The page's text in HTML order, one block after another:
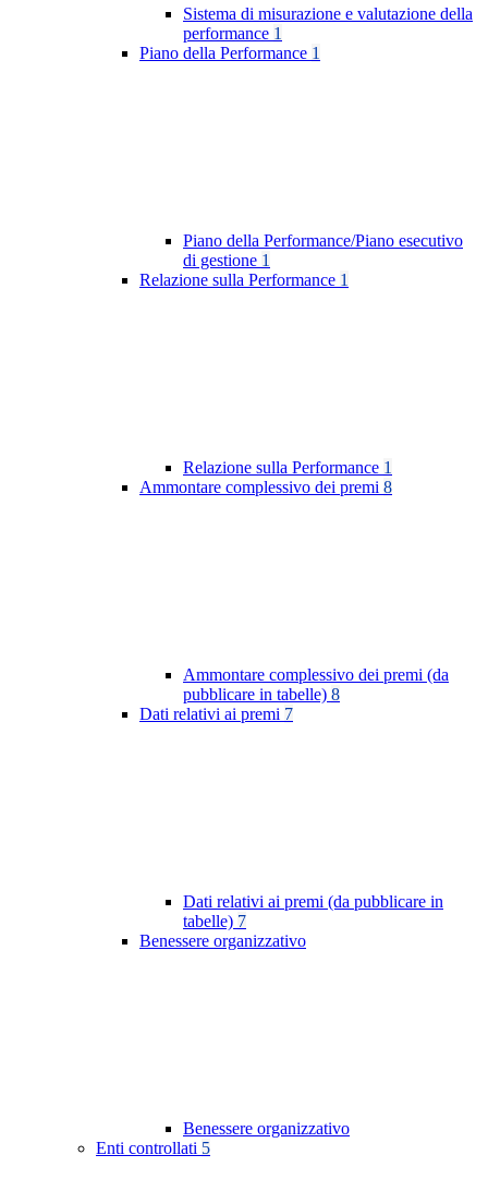
Sistema di misurazione e valutazione della
performance 1
Piano della Performance 1
Piano della Performance/Piano esecutivo
di gestione 1
Relazione sulla Performance 1
Relazione sulla Performance 1
Ammontare complessivo dei premi 8
Ammontare complessivo dei premi (da
pubblicare in tabelle) 8
Dati relativi ai premi 7
Dati relativi ai premi (da pubblicare in
tabelle) 7
Benessere organizzativo
Benessere organizzativo
Enti controllati 5